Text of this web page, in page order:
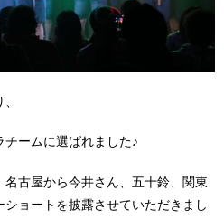
ームに選ばれました♪
古屋から今井さん、五十鈴、関東
ョートを披露させていただきまし